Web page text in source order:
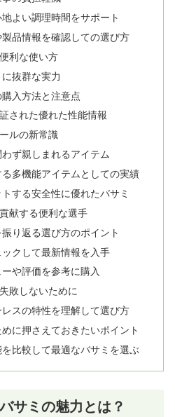
よい調理時間をサポート
品情報を確認しての選び方
利な使い方
抜群な実力
入方法と注意点
された優れた性能情報
ルの新常識
ず親しまれるアイテム
多機能アイテムとしての実績
する安全性に優れたバサミ
献する便利な選手
り返る選び方のポイント
クして最新情報を入手
や評価を参考に購入
敗しないために
スの特性を理解して選び方
に押さえておきたいポイント
比較して最適なバサミを選ぶ
サミの魅力とは？